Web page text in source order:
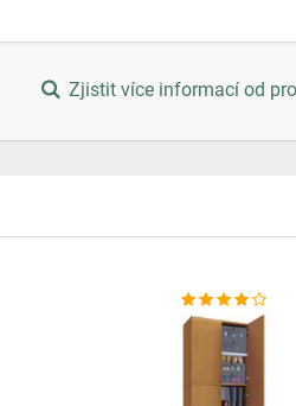
Zjistit více informací od